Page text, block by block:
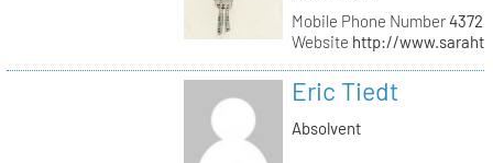
Mobile Phone Number
Website http://
Eric Tiedt
Absolvent